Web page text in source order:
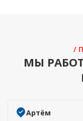
/
МЫ
Артём